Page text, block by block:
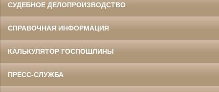
СУДЕБНОЕ ДЕЛОПРОИЗВОДСТВО
СПРАВОЧНАЯ ИНФОРМАЦИЯ
КАЛЬКУЛЯТОР ГОСПОШЛИНЫ
ПРЕСС-СЛУЖБА